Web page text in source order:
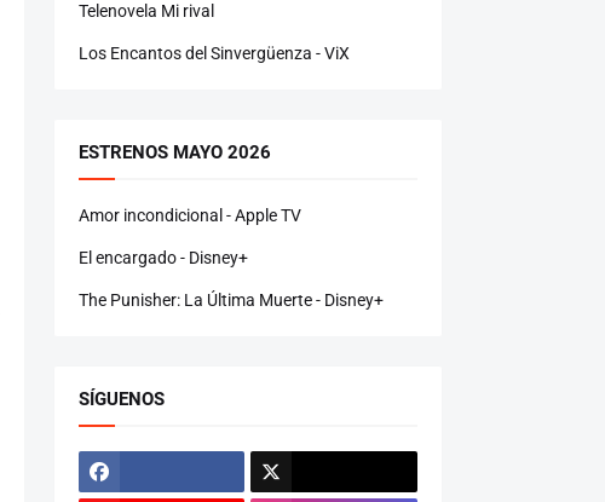
Telenovela Mi rival
Los Encantos del Sinvergüenza - ViX
ESTRENOS MAYO 2026
Amor incondicional - Apple TV
El encargado - Disney+
The Punisher: La Última Muerte - Disney+
SÍGUENOS